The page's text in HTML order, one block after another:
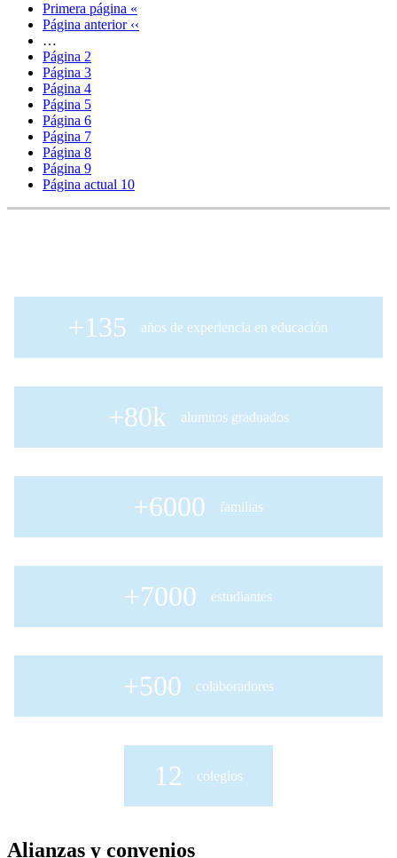
Primera página «
Página anterior ‹‹
…
Página 2
Página 3
Página 4
Página 5
Página 6
Página 7
Página 8
Página 9
Página actual 10
+135 años de experiencia en educación
+80k alumnos graduados
+6000 familias
+7000 estudiantes
+500 colaboradores
12 colegios
Alianzas y convenios